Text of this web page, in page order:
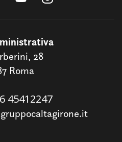
28
Roma
45412247